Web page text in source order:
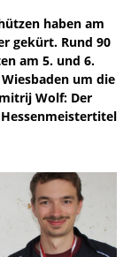
haben am
gekürt. Rund 90
am 5. und 6.
um die
Wolf: Der